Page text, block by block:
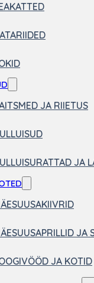
JA RIIETUS
JA
JA
JA KOTID